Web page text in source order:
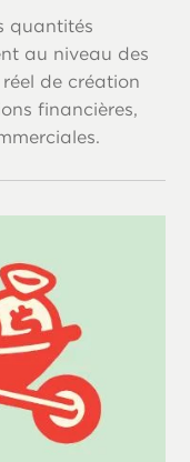
quantités
au niveau des
de création
financières,